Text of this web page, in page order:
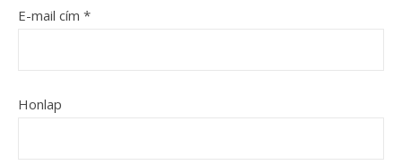
E-mail cím *
Honlap